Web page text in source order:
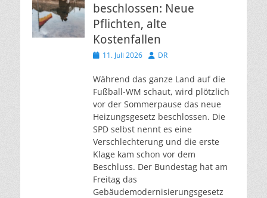
beschlossen: Neue
Pflichten, alte
Kostenfallen
Veröffentlicht
11. Juli 2026 Autor
DR
Während das ganze Land auf die
Fußball-WM schaut, wird plötzlich
vor der Sommerpause das neue
Heizungsgesetz beschlossen. Die
SPD selbst nennt es eine
Verschlechterung und die erste
Klage kam schon vor dem
Beschluss. Der Bundestag hat am
Freitag das
Gebäudemodernisierungsgesetz